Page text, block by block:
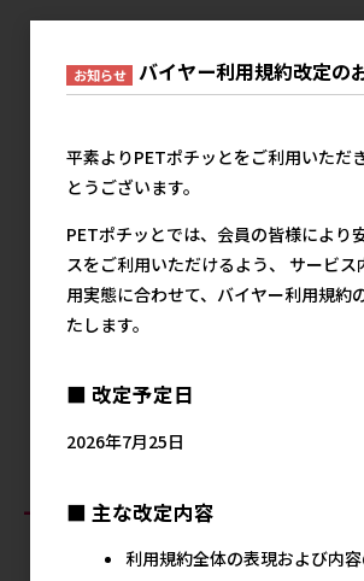
[ドギーマンハヤシ]絹紗 カッ
トタイプ プレーン 300g
(100g×3袋)【イチオシ】【値
上げ前セール】
[ドギーマンハヤ
キューブ プレー
(100g×3袋)【
すべてのドギーマンハ
おすすめ商品
お知らせ バイヤー利用規約改定の
平素よりPETポチッとをご利用いただ
とうございます。
PETポチッとでは、会員の皆様により
スをご利用いただけるよう、 サービス
用実態に合わせて、バイヤー利用規約
たします。
■ 改定予定日
2026年7月25日
■ 主な改定内容
利用規約全体の表現および内